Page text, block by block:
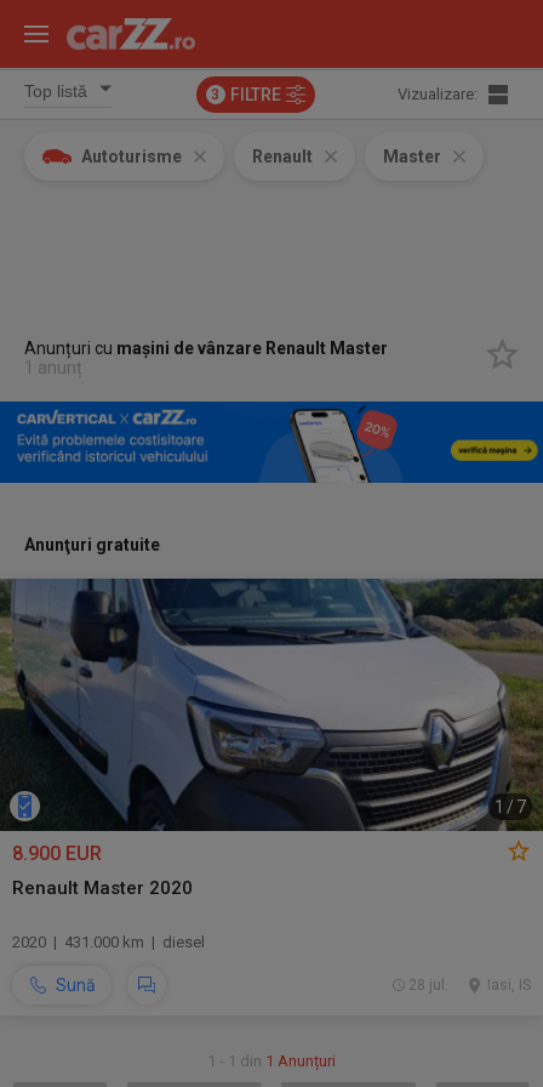
3 FILTRE Vizualizare:
Autoturisme Renault Master
Anunțuri cu mașini de vânzare Renault Master
1 anunț
Anunţuri gratuite
1 /7
8.900 EUR
Renault Master 2020
2020 | 431.000 km | diesel
Sună Iasi, IS
28 jul.
1 - 1 din 1 Anunțuri